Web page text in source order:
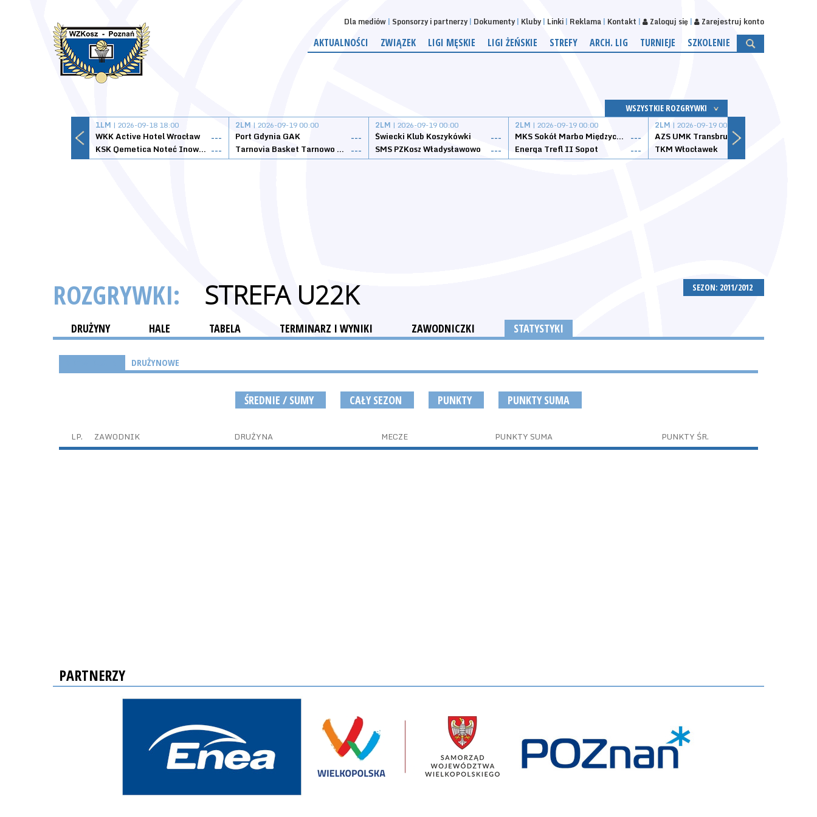
Dla mediów Sponsorzy i partnerzy Dokumenty Kluby Linki Reklama Kontakt Zaloguj się Zarejestruj konto
AKTUALNOŚCI ZWIĄZEK LIGI MĘSKIE LIGI ŻEŃSKIE STREFY ARCH. LIG TURNIEJE SZKOLENIE
WSZYSTKIE ROZGRYWKI
1LM | 2026-09-18 18:00
WKK Active Hotel Wrocław
---
KSK Qemetica Noteć Inowrocław ---
2LM | 2026-09-19 00:00
Port Gdynia GAK
---
Tarnovia Basket Tarnowo Podgórne ---
2LM | 2026-09-19 00:00
Świecki Klub Koszykówki
---
SMS PZKosz Władysławowo
---
2LM | 2026-09-19 00:00
MKS Sokół Marbo Międzychód ---
Energa Trefl II Sopot
---
2LM | 2026-09-19 00:00
AZS UMK Transbruk Toruń
TKM Włocławek
SEZON: 2011/2012
ROZGRYWKI: STREFA U22K
DRUŻYNY HALE TABELA TERMINARZ I WYNIKI ZAWODNICZKI STATYSTYKI
DRUŻYNOWE
ŚREDNIE / SUMY CAŁY SEZON PUNKTY PUNKTY SUMA
LP. ZAWODNIK DRUŻYNA MECZE PUNKTY SUMA PUNKTY ŚR.
PARTNERZY